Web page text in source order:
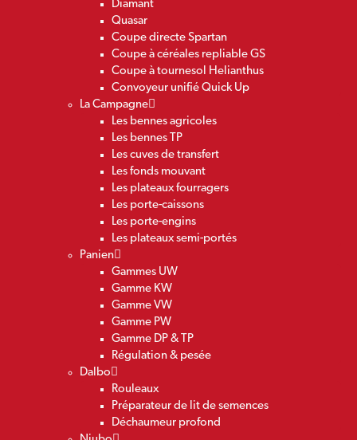
Diamant
Quasar
Coupe directe Spartan
Coupe à céréales repliable GS
Coupe à tournesol Helianthus
Convoyeur unifié Quick Up
La Campagne
Les bennes agricoles
Les bennes TP
Les cuves de transfert
Les fonds mouvant
Les plateaux fourragers
Les porte-caissons
Les porte-engins
Les plateaux semi-portés
Panien
Gammes UW
Gamme KW
Gamme VW
Gamme PW
Gamme DP & TP
Régulation & pesée
Dalbo
Rouleaux
Préparateur de lit de semences
Déchaumeur profond